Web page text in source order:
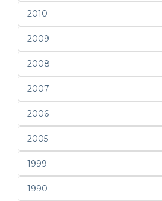
2010
2009
2008
2007
2006
2005
1999
1990